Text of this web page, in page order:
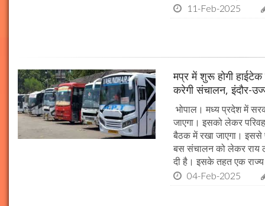
11-Feb-2025
मप्र में शुरू होगी
करेगी संचालन, इंदौर-
भोपाल। मध्य प्रदेश में
जाएगा। इसको लेकर
बैठक में रखा जाएगा। इससे
बस संचालन को लेकर राय
दी है। इसके तहत एक
04-Feb-2025